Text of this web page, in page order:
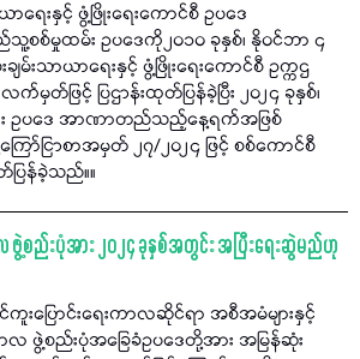
ရေးနှင့် ဖွံ့ဖြိုးရေးကောင်စီ ဥပဒေ
သူ့စစ်မှုထမ်း ဥပဒေကို၂၀၁၀ ခုနှစ်၊ နိုဝင်ဘာ ၄
းသာယာရေးနှင့် ဖွံ့ဖြိုးရေးကောင်စီ ဥက္ကဌ
မှတ်ဖြင့် ပြဌာန်းထုတ်ပြန်ခဲ့ပြီး ၂၀၂၄ ခုနှစ်၊
း ဥပဒေ အာဏာတည်သည့်နေ့ရက်အဖြစ်
ာ်ငြာစာအမှတ် ၂၇/၂၀၂၄ ဖြင့် စစ်ကောင်စီ
ြန်ခဲ့သည်။။
ဖွဲ့စည်းပုံအား ၂၀၂၄ ခုနှစ်အတွင်း အပြီးရေးဆွဲမည်ဟု
ပြောင်းရေးကာလဆိုင်ရာ အစီအမံများနှင့်
လ ဖွဲ့စည်းပုံအခြေခံဥပဒေတို့အား အမြန်ဆုံး